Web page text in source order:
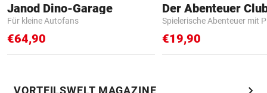
Janod Dino-Garage
Für kleine Autofans
€64,90
Der Abenteuer
Spielerische Abenteuer mit
€19,90
VORTEILSWELT MAGAZINE